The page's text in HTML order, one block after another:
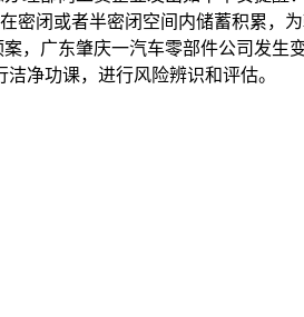
闭或者半密闭空间内储蓄积累，
，广东肇庆一汽车零部件公司发生
净功课，进行风险辨识和评估。